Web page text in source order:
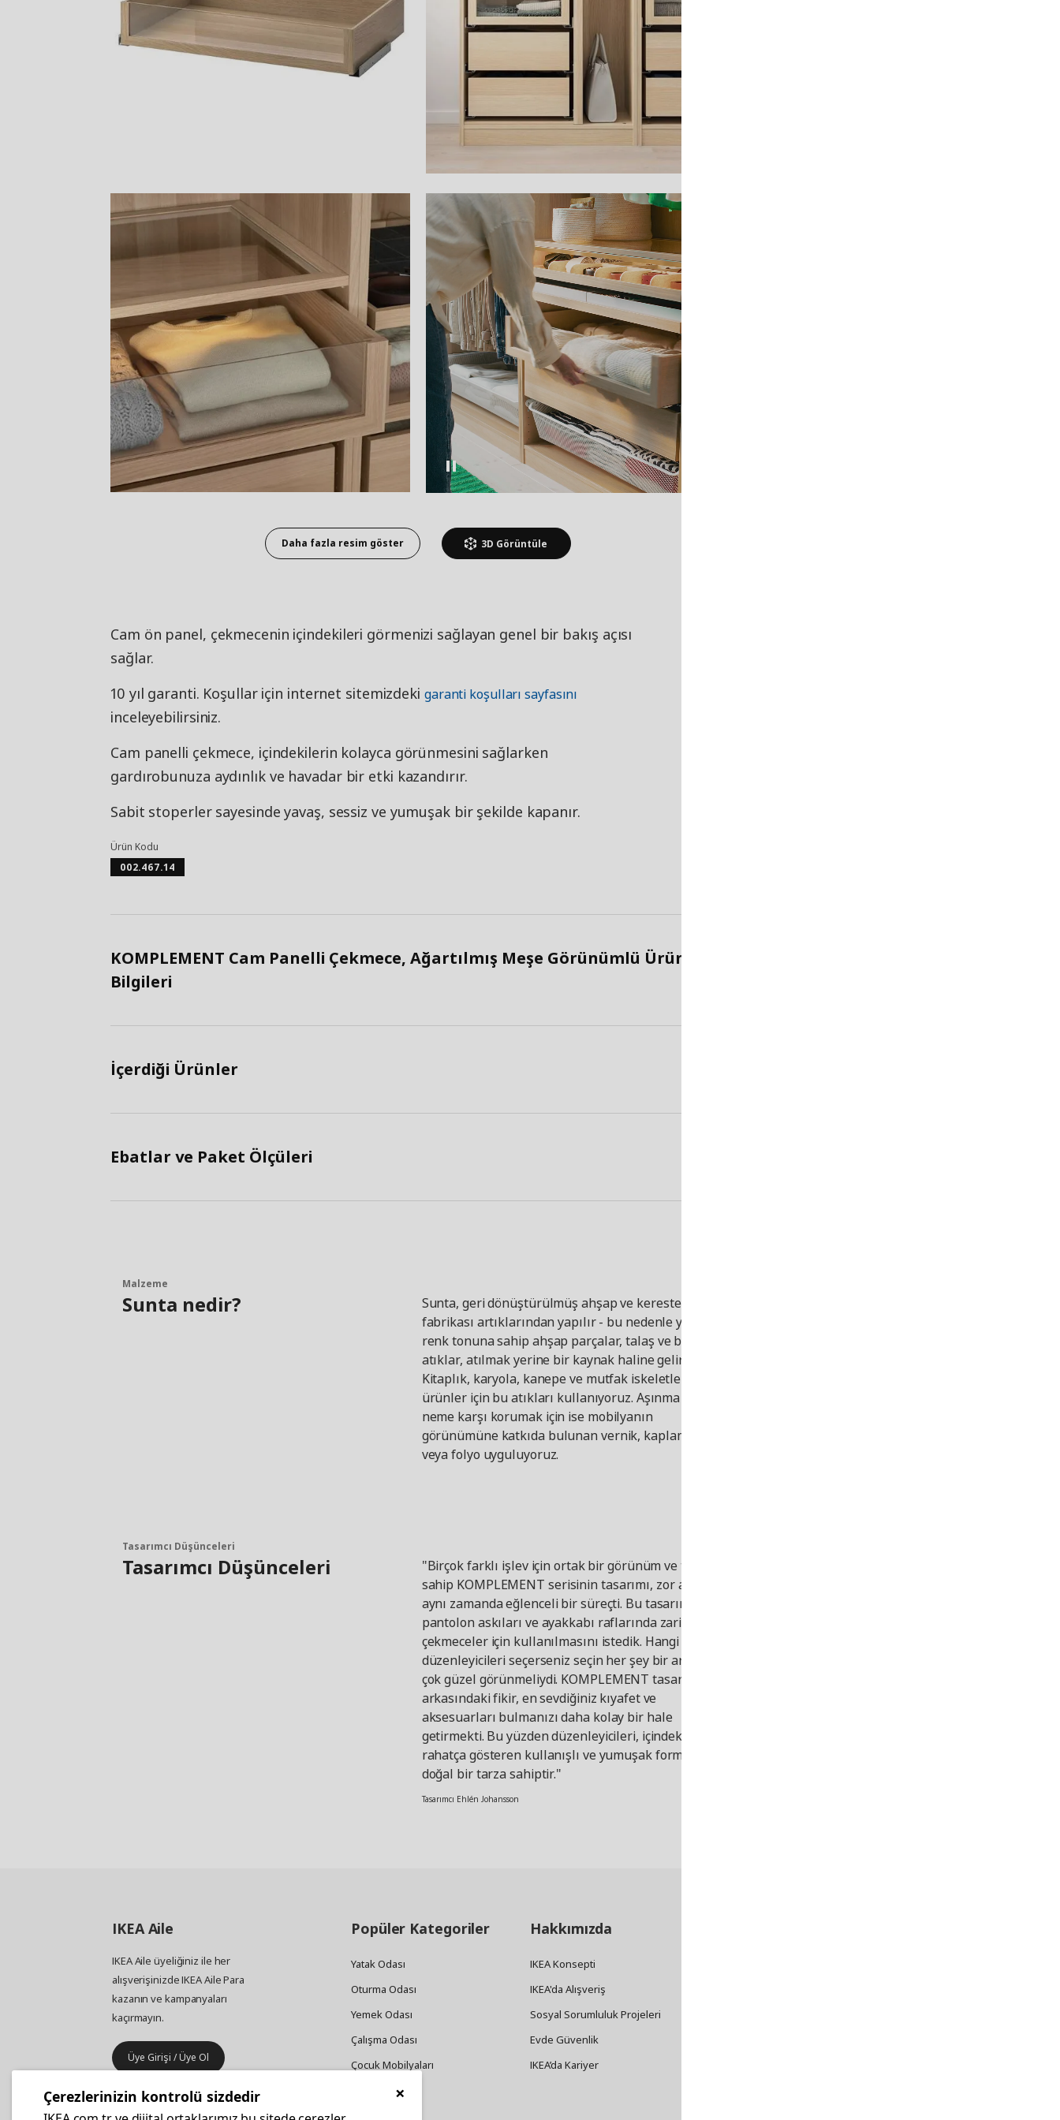
Daha fazla resim göster 3D Görüntüle
Cam ön panel, çekmecenin içindekileri görmenizi sağlayan genel bir bakış açısı
sağlar.
10 yıl garanti. Koşullar için internet sitemizdeki garanti koşulları sayfasını
inceleyebilirsiniz.
Cam panelli çekmece, içindekilerin kolayca görünmesini sağlarken
gardırobunuza aydınlık ve havadar bir etki kazandırır.
Sabit stoperler sayesinde yavaş, sessiz ve yumuşak bir şekilde kapanır.
Ürün Kodu
002.467.14
KOMPLEMENT Cam Panelli Çekmece, Ağartılmış Meşe Görünümlü Ürün
Bilgileri
İçerdiği Ürünler
Ebatlar ve Paket Ölçüleri
Malzeme
Sunta nedir?
Sunta, geri dönüştürülmüş ahşap ve kereste
fabrikası artıklarından yapılır - bu nedenle yanlış
renk tonuna sahip ahşap parçalar, talaş ve benzeri
atıklar, atılmak yerine bir kaynak haline gelir.
Kitaplık, karyola, kanepe ve mutfak iskeletleri gibi
ürünler için bu atıkları kullanıyoruz. Aşınma ve
neme karşı korumak için ise mobilyanın
görünümüne katkıda bulunan vernik, kaplama
veya folyo uyguluyoruz.
Tasarımcı Düşünceleri
Tasarımcı Düşünceleri
"Birçok farklı işlev için ortak bir görünüm ve tarza
sahip KOMPLEMENT serisinin tasarımı, zor ama
aynı zamanda eğlenceli bir süreçti. Bu tasarımın
pantolon askıları ve ayakkabı raflarında zarif cam
çekmeceler için kullanılmasını istedik. Hangi iç
düzenleyicileri seçerseniz seçin her şey bir arada
çok güzel görünmeliydi. KOMPLEMENT tasarımının
arkasındaki fikir, en sevdiğiniz kıyafet ve
aksesuarları bulmanızı daha kolay bir hale
getirmekti. Bu yüzden düzenleyicileri, içindekileri
rahatça gösteren kullanışlı ve yumuşak formda
doğal bir tarza sahiptir."
Tasarımcı Ehlén Johansson
IKEAAile
IKEA Aile üyeliğiniz ile her
alışverişinizde IKEA Aile Para
kazanın ve kampanyaları
kaçırmayın.
Üye Girişi / Üye Ol
IKEA Kurumsal Satış
Popüler Kategoriler
Yatak Odası
Oturma Odası
Yemek Odası
Çalışma Odası
Çocuk Mobilyaları
Dekorasyon
Hakkımızda
IKEA Konsepti
IKEA'da Alışveriş
Sosyal Sorumluluk Projeleri
Evde Güvenlik
IKEA’da Kariyer
×
Çerezlerinizin kontrolü sizdedir